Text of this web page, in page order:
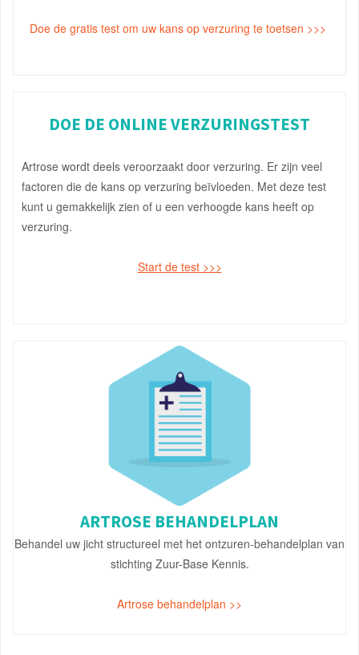
Doe de gratis test om uw kans op verzuring te toetsen >>>
DOE DE ONLINE VERZURINGSTEST
Artrose wordt deels veroorzaakt door verzuring. Er zijn veel
factoren die de kans op verzuring beïvloeden. Met deze test
kunt u gemakkelijk zien of u een verhoogde kans heeft op
verzuring.
Start de test >>>
ARTROSE BEHANDELPLAN
Behandel uw jicht structureel met het ontzuren-behandelplan van
stichting Zuur-Base Kennis.
Artrose behandelplan >>